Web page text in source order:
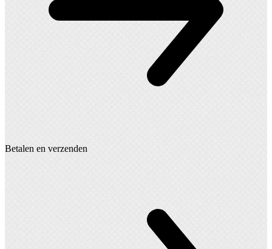
Betalen en verzenden